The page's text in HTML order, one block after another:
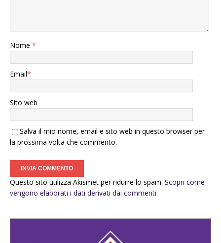
Nome *
Email*
Sito web
Salva il mio nome, email e sito web in questo browser per
la prossima volta che commento.
Questo sito utilizza Akismet per ridurre lo spam. Scopri come
vengono elaborati i dati derivati dai commenti.